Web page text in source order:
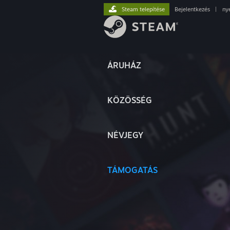
ÁRUHÁZ
KÖZÖSSÉG
NÉVJEGY
TÁMOGATÁS
Steam telepítése Bejelentkezés